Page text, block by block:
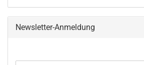
Newsletter-Anmeldung